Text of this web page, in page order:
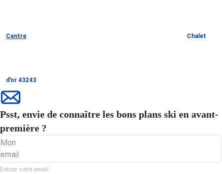
Centre Chalet
d'or 43243
Psst, envie de connaître les bons plans ski en avant-
première ?
Mon
email
Entrez votre email